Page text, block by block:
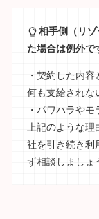
相手側（リ
た場合は例外で
・契約した内
何も支給されな
・パワハラや
上記のような理
社を引き続き利
ず相談しましょ